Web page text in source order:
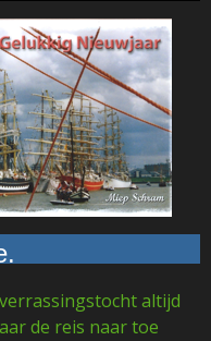
altijd
de reis naar toe